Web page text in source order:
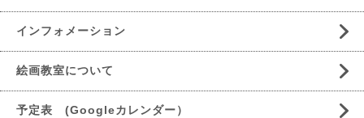
インフォメーション
絵画教室について
予定表 (Googleカレンダー）